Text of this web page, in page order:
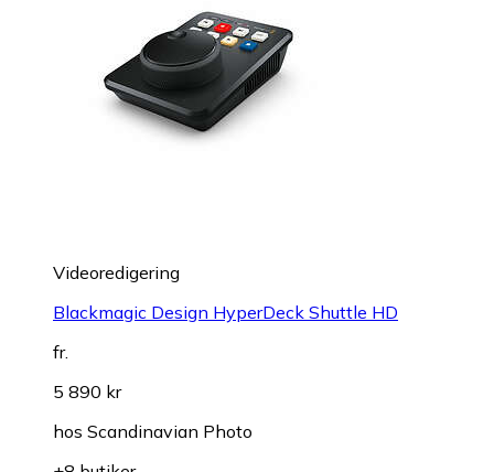
Videoredigering
Blackmagic Design HyperDeck Shuttle HD
fr.
5 890 kr
hos Scandinavian Photo